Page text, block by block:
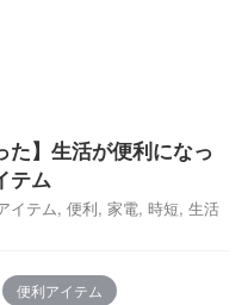
た】生活が便利になっ
テム
イテム, 便利, 家電, 時短, 生活
便利アイテム